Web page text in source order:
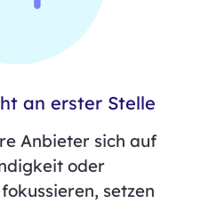
an erster Stelle
Anbieter sich auf
oder
setzen